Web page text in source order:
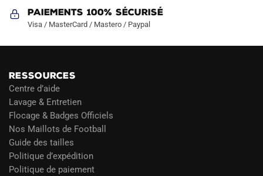
Paiements 100% Sécurisé
Visa / MasterCard / Mastero / Paypal
RESSOURCES
Centre d’aide
Lavage & Entretien
Flocage & Badges Officiels
Nos Maillots de Football
Guide des tailles
Politique d’expédition
Politique de paiement